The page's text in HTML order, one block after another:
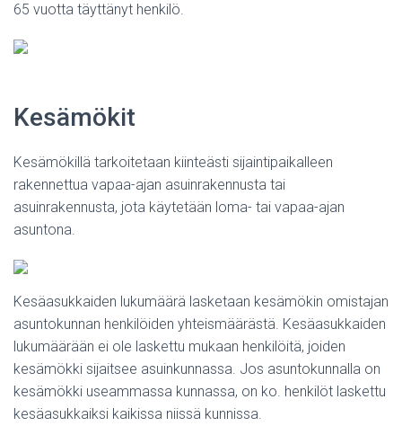
65 vuotta täyttänyt henkilö.
Kesämökit
Kesämökillä tarkoitetaan kiinteästi sijaintipaikalleen
rakennettua vapaa-ajan asuinrakennusta tai
asuinrakennusta, jota käytetään loma- tai vapaa-ajan
asuntona.
Kesäasukkaiden lukumäärä lasketaan kesämökin omistajan
asuntokunnan henkilöiden yhteismäärästä. Kesäasukkaiden
lukumäärään ei ole laskettu mukaan henkilöitä, joiden
kesämökki sijaitsee asuinkunnassa. Jos asuntokunnalla on
kesämökki useammassa kunnassa, on ko. henkilöt laskettu
kesäasukkaiksi kaikissa niissä kunnissa.